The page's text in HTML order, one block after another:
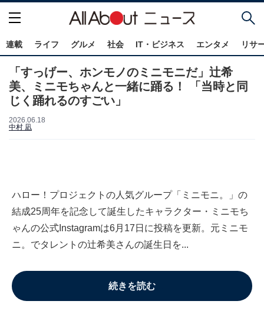
連載 ライフ グルメ 社会 IT・ビジネス エンタメ リサ
「すっげー、ホンモノのミニモニだ」辻希
美、ミニモちゃんと一緒に踊る！ 「当時と同
じく踊れるのすごい」
2026.06.18
中村 凪
ハロー！プロジェクトの人気グループ「ミニモニ。」の
結成25周年を記念して誕生したキャラクター・ミニモち
ゃんの公式Instagramは6月17日に投稿を更新。元ミニモ
ニ。でタレントの辻希美さんの誕生日を...
続きを読む